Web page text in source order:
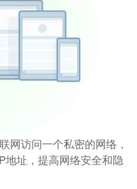
网访问一个私密的网络，
地址，提高网络安全和隐